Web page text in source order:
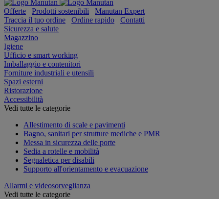
Offerte Prodotti sostenibili
Manutan Expert
Traccia il tuo ordine
Ordine rapido
Contatti
Sicurezza e salute
Magazzino
Igiene
Ufficio e smart working
Imballaggio e contenitori
Forniture industriali e utensili
Spazi esterni
Ristorazione
Accessibilità
Vedi tutte le categorie
Allestimento di scale e pavimenti
Bagno, sanitari per strutture mediche e PMR
Messa in sicurezza delle porte
Sedia a rotelle e mobilità
Segnaletica per disabili
Supporto all'orientamento e evacuazione
Allarmi e videosorveglianza
Vedi tutte le categorie